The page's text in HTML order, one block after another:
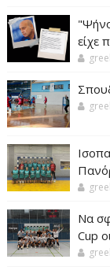
είχε
Να
Cup